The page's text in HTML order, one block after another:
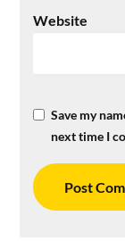
Website
Save my
next time I